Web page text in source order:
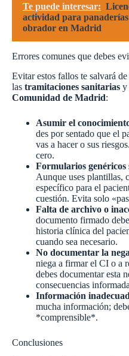
Te puede interesar:
actividad para
obrador en Madrid
Errores comunes que debes
Evitar estos fallos te salvará
las tramitaciones sanitarias y
Comunidad de Madrid:
Asumir el
des por sentado que el
vas a hacer o sus
cero.
Formularios genéricos
Aunque uses plantillas,
específico para el
cuestión. Evita solo
Falta de archivo o
documento firmado
historia clínica del
cuando sea necesario.
No documentar la
niega a firmar el CI o a
debes documentar esta
consecuencias
Información
mucha información;
*comprensible*.
Conclusiones